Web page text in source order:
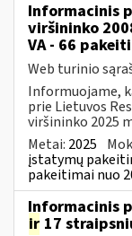
Informacinis
viršininko
VA - 66
Web turinio
Informuojame,
prie Lietuvos
viršininko 2025
Metai: 2025
įstatymų
pakeitimai nuo
Informacinis
ir 17